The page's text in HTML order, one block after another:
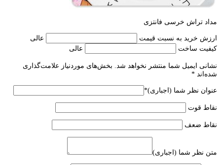
مداد تراش خرسی فانتزی
ارزش خرید به نسبت قیمت
عالی
کیفیت ساخت
عالی
نشانی ایمیل شما منتشر نخواهد شد.
بخش‌های موردنیاز علامت‌گذاری
شده‌اند *
عنوان نظر شما (اجباری)*
نقاط قوت
نقاط ضعف
متن نظر شما (اجباری)